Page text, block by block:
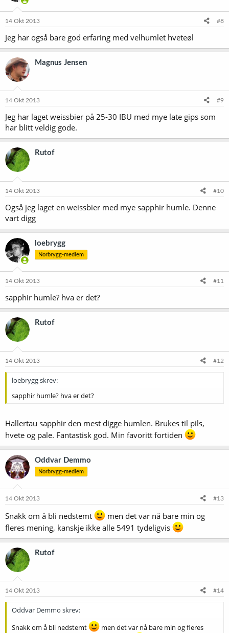
14 Okt 2013 #8
Jeg har også bare god erfaring med velhumlet hveteøl
Magnus Jensen
14 Okt 2013 #9
Jeg har laget weissbier på 25-30 IBU med mye late gips som
har blitt veldig gode.
Rutof
14 Okt 2013 #10
Også jeg laget en weissbier med mye sapphir humle. Denne
vart digg
loebrygg
Norbrygg-medlem
14 Okt 2013 #11
sapphir humle? hva er det?
Rutof
14 Okt 2013 #12
loebrygg skrev:
sapphir humle? hva er det?
Hallertau sapphir den mest digge humlen. Brukes til pils,
hvete og pale. Fantastisk god. Min favoritt fortiden
Oddvar Demmo
Norbrygg-medlem
14 Okt 2013 #13
Snakk om å bli nedstemt
men det var nå bare min og
fleres mening, kanskje ikke alle 5491 tydeligvis
Rutof
14 Okt 2013 #14
Oddvar Demmo skrev:
Snakk om å bli nedstemt
men det var nå bare min og fleres